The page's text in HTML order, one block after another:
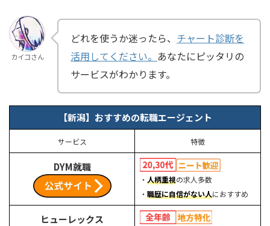
カイコさん
どれを使うか迷ったら、 チャート診断を
活用してください。 あなたにピッタリの
サービスがわかります。
【新潟】おすすめの転職エージェント
サービス 特徴
DYM就職
・ 人柄重視の求人多数
・ 職歴に自信がない人におすすめ
ヒューレックス